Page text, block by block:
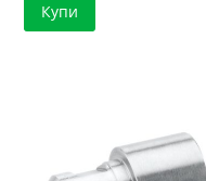
Купи